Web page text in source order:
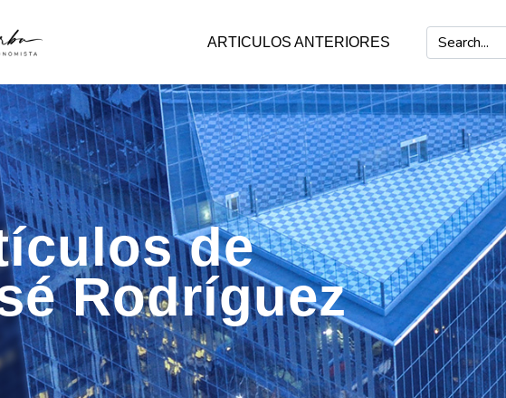
ARTICULOS ANTERIORES
de
Rodríguez